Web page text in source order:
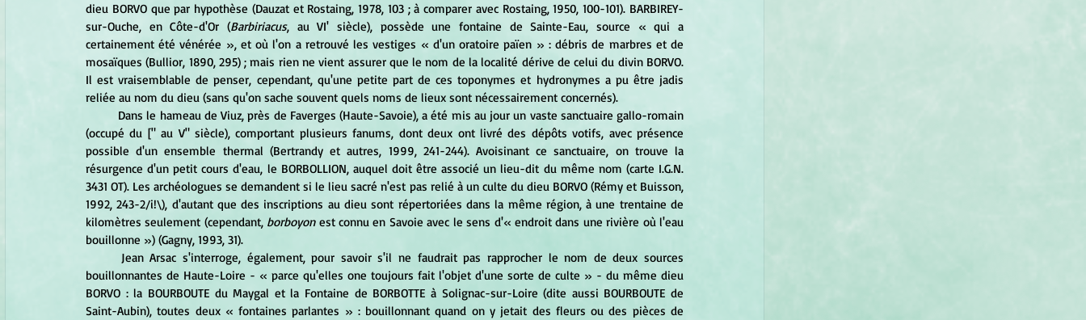
dieu BORVO que par hypothèse (Dauzat et Rostaing, 1978, 103 ; à comparer avec Rostaing, 1950, 100-101). BARBIREY-
sur-Ouche, en Côte-d'Or (Barbiriacus, au VI' siècle), possède une fontaine de Sainte-Eau, source « qui a
certainement été vénérée », et où l'on a retrouvé les vestiges « d'un oratoire païen » : débris de marbres et de
mosaïques (Bullior, 1890, 295) ; mais rien ne vient assurer que le nom de la localité dérive de celui du divin BORVO.
Il est vraisemblable de penser, cependant, qu'une petite part de ces toponymes et hydronymes a pu être jadis
reliée au nom du dieu (sans qu'on sache souvent quels noms de lieux sont nécessairement concernés).
(occupé du [" au V" siècle), comportant plusieurs fanums, dont deux ont livré des dépôts votifs, avec présence
possible d'un ensemble thermal (Bertrandy et autres, 1999, 241-244). Avoisinant ce sanctuaire, on trouve la
résurgence d'un petit cours d'eau, le BORBOLLION, auquel doit être associé un lieu-dit du même nom (carte I.G.N.
3431 OT). Les archéologues se demandent si le lieu sacré n'est pas relié à un culte du dieu BORVO (Rémy et Buisson,
1992, 243-2/i!\), d'autant que des inscriptions au dieu sont répertoriées dans la même région, à une trentaine de
kilomètres seulement (cependant, borboyon est connu en Savoie avec le sens d'« endroit dans une rivière où l'eau
bouillonne ») (Gagny, 1993, 31).
bouillonnantes de Haute-Loire - « parce qu'elles one toujours fait l'objet d'une sorte de culte » - du même dieu
BORVO : la BOURBOUTE du Maygal et la Fontaine de BORBOTTE à Solignac-sur-Loire (dite aussi BOURBOUTE de
Saint-Aubin), toutes deux « fontaines parlantes » : bouillonnant quand on y jetait des fleurs ou des pièces de